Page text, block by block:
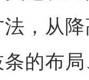
，从
的布